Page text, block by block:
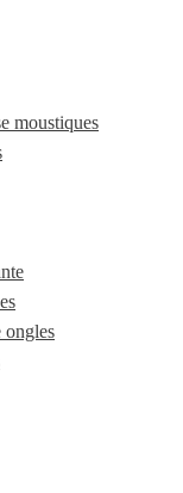
moustiques
ongles